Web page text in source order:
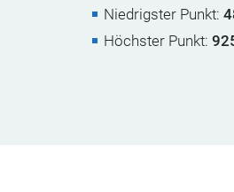
Niedrigster Punkt:
Höchster Punkt: